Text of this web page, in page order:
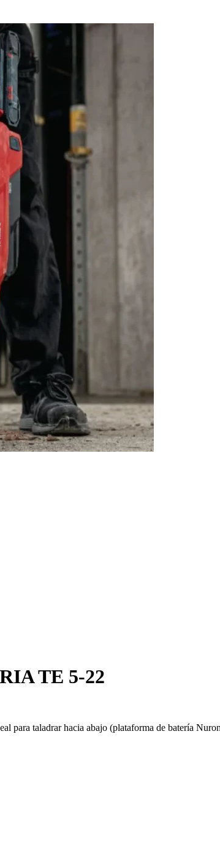
TE 5-22
para taladrar hacia abajo (plataforma de batería